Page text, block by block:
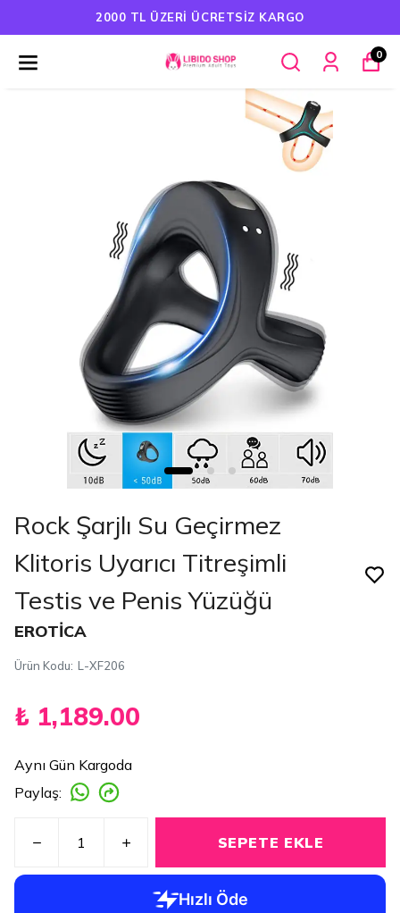
2000 TL ÜZERI ÜCRETSIZ KARGO
0
Rock Şarjlı Su Geçirmez
Klitoris Uyarıcı Titreşimli
Testis ve Penis Yüzüğü
EROTİCA
Ürün Kodu: L-XF206
₺ 1,189.00
Aynı Gün Kargoda
Paylaş:
SEPETE EKLE